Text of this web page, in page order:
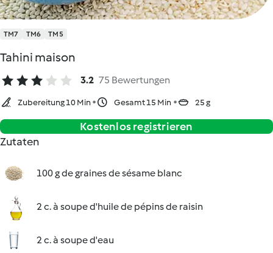
TM7 TM6 TM5
Tahini maison
3.2 75 Bewertungen
Zubereitung 10 Min Gesamt 15 Min 25 g
Kostenlos registrieren
Zutaten
100 g de graines de sésame blanc
2 c. à soupe d'huile de pépins de raisin
2 c. à soupe d'eau